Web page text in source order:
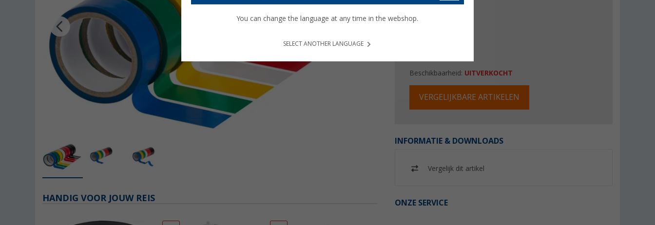
Beschikbaarheid: UITVERKOCHT
VERGELIJKBARE ARTIKELEN
INFORMATIE & DOWNLOADS
Vergelijk dit artikel
ONZE SERVICE
HANDIG VOOR JOUW REIS
You can change the language at any time in the webshop.
SELECT ANOTHER LANGUAGE